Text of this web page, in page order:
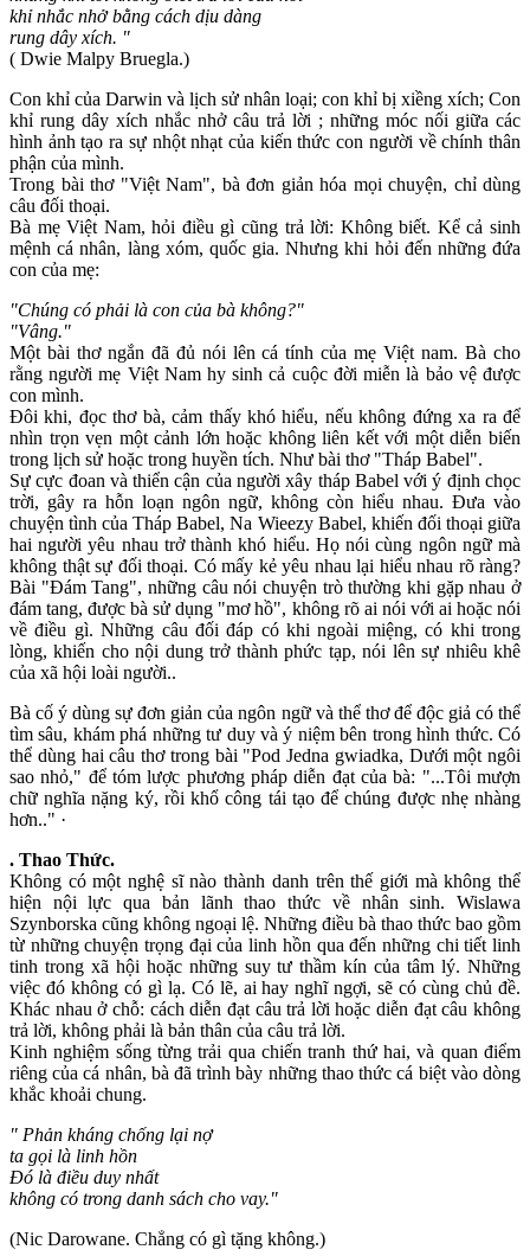
khỉ nhắc nhở bằng cách dịu dàng
rung dây xích. "
( Dwie Malpy Bruegla.)
Con khỉ của Darwin và lịch sử nhân loại; con khỉ bị xiềng xích; Con
khỉ rung dây xích nhắc nhở câu trả lời ; những móc nối giữa các
hình ảnh tạo ra sự nhột nhạt của kiến thức con người về chính thân
phận của mình.
Trong bài thơ "Việt Nam", bà đơn giản hóa mọi chuyện, chỉ dùng
câu đối thoại.
Bà mẹ Việt Nam, hỏi điều gì cũng trả lời: Không biết. Kể cả sinh
mệnh cá nhân, làng xóm, quốc gia. Nhưng khi hỏi đến những đứa
con của mẹ:
"Chúng có phải là con của bà không?"
"Vâng."
Một bài thơ ngắn đã đủ nói lên cá tính của mẹ Việt nam. Bà cho
rằng người mẹ Việt Nam hy sinh cả cuộc đời miễn là bảo vệ được
con mình.
Đôi khi, đọc thơ bà, cảm thấy khó hiểu, nếu không đứng xa ra để
nhìn trọn vẹn một cảnh lớn hoặc không liên kết với một diễn biến
trong lịch sử hoặc trong huyền tích. Như bài thơ "Tháp Babel".
Sự cực đoan và thiển cận của người xây tháp Babel với ý định chọc
trời, gây ra hỗn loạn ngôn ngữ, không còn hiểu nhau. Đưa vào
chuyện tình của Tháp Babel, Na Wieezy Babel, khiến đối thoại giữa
hai người yêu nhau trở thành khó hiểu. Họ nói cùng ngôn ngữ mà
không thật sự đối thoại. Có mấy kẻ yêu nhau lại hiểu nhau rõ ràng?
Bài "Đám Tang", những câu nói chuyện trò thường khi gặp nhau ở
đám tang, được bà sử dụng "mơ hồ", không rõ ai nói với ai hoặc nói
về điều gì. Những câu đối đáp có khi ngoài miệng, có khi trong
lòng, khiến cho nội dung trở thành phức tạp, nói lên sự nhiêu khê
của xã hội loài người..
Bà cố ý dùng sự đơn giản của ngôn ngữ và thể thơ để độc giả có thể
tìm sâu, khám phá những tư duy và ý niệm bên trong hình thức. Có
thể dùng hai câu thơ trong bài "Pod Jedna gwiadka, Dưới một ngôi
sao nhỏ," để tóm lược phương pháp diễn đạt của bà: "...Tôi mượn
chữ nghĩa nặng ký, rồi khổ công tái tạo để chúng được nhẹ nhàng
hơn.." ·
. Thao Thức.
Không có một nghệ sĩ nào thành danh trên thế giới mà không thể
hiện nội lực qua bản lãnh thao thức về nhân sinh. Wislawa
Szynborska cũng không ngoại lệ. Những điều bà thao thức bao gồm
từ những chuyện trọng đại của linh hồn qua đến những chi tiết linh
tinh trong xã hội hoặc những suy tư thầm kín của tâm lý. Những
việc đó không có gì lạ. Có lẽ, ai hay nghĩ ngợi, sẽ có cùng chủ đề.
Khác nhau ở chỗ: cách diễn đạt câu trả lời hoặc diễn đạt câu không
trả lời, không phải là bản thân của câu trả lời.
Kinh nghiệm sống từng trải qua chiến tranh thứ hai, và quan điểm
riêng của cá nhân, bà đã trình bày những thao thức cá biệt vào dòng
khắc khoải chung.
" Phản kháng chống lại nợ
ta gọi là linh hồn
Đó là điều duy nhất
không có trong danh sách cho vay."
(Nic Darowane. Chẳng có gì tặng không.)